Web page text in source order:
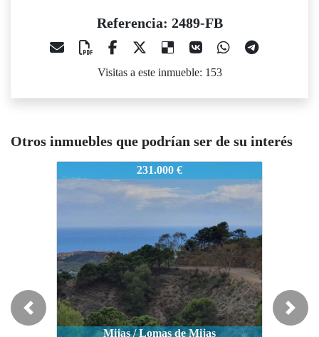
Referencia: 2489-FB
Visitas a este inmueble: 153
Otros inmuebles que podrían ser de su interés
231.000 €
Mijas / Lomas de Mijas
2489-FB
Mijas / Urb Lomas de Mijas
Previous Next